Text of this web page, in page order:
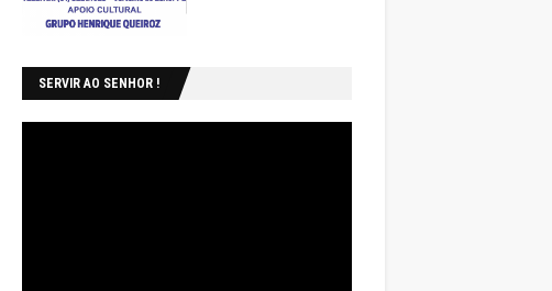
SERVIR AO SENHOR !